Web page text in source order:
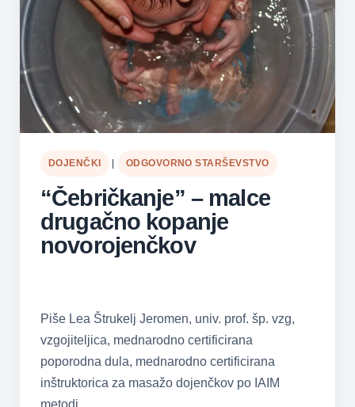
DOJENČKI ODGOVORNO STARŠEVSTVO
“Čebričkanje” – malce
drugačno kopanje
novorojenčkov
Piše Lea Štrukelj Jeromen, univ. prof. šp. vzg,
vzgojiteljica, mednarodno certificirana
poporodna dula, mednarodno certificirana
inštruktorica za masažo dojenčkov po IAIM
metodi…